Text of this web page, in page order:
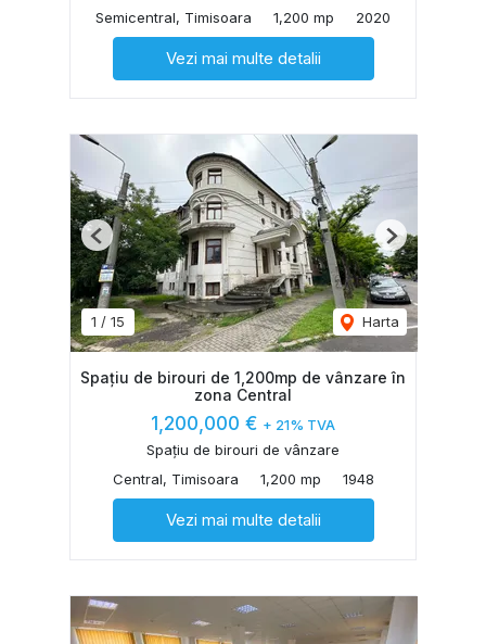
Semicentral, Timisoara 1,200 mp 2020
Vezi mai multe detalii
1 / 15 Harta
Previous Next
Spațiu de birouri de 1,200mp de vânzare în
zona Central
1,200,000 € + 21% TVA
Spațiu de birouri de vânzare
Central, Timisoara
1,200 mp 1948
Vezi mai multe detalii